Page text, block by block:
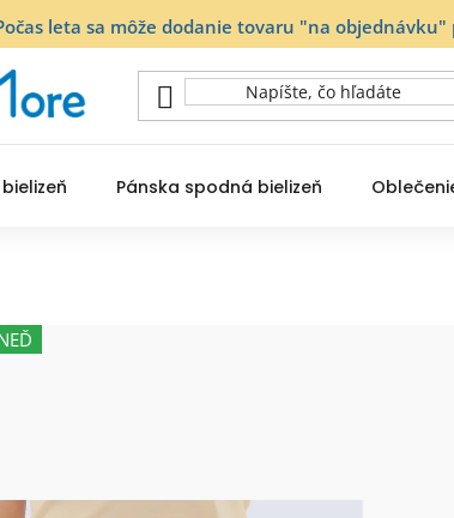
leta sa môže dodanie tovaru "na
Pánska spodná bielizeň